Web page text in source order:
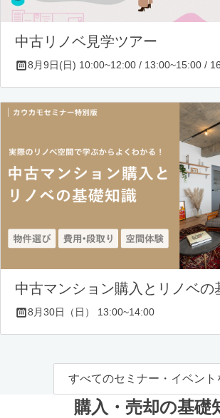
中古リノベ見学ツアー
8月9日(日) 10:00~12:00 / 13:00~15:00 /
中古マンション購入とリノベの
8月30日（日） 13:00~14:00
すべてのセミナー・イベント
購入・売却の基礎